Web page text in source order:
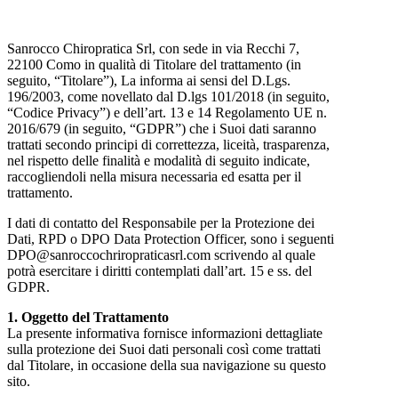
Sanrocco Chiropratica Srl, con sede in via Recchi 7,
22100 Como in qualità di Titolare del trattamento (in
seguito, “Titolare”), La informa ai sensi del D.Lgs.
196/2003, come novellato dal D.lgs 101/2018 (in seguito,
“Codice Privacy”) e dell’art. 13 e 14 Regolamento UE n.
2016/679 (in seguito, “GDPR”) che i Suoi dati saranno
trattati secondo principi di correttezza, liceità, trasparenza,
nel rispetto delle finalità e modalità di seguito indicate,
raccogliendoli nella misura necessaria ed esatta per il
trattamento.
I dati di contatto del Responsabile per la Protezione dei
Dati, RPD o DPO Data Protection Officer, sono i seguenti
DPO@sanroccochriropraticasrl.com scrivendo al quale
potrà esercitare i diritti contemplati dall’art. 15 e ss. del
GDPR.
1. Oggetto del Trattamento
La presente informativa fornisce informazioni dettagliate
sulla protezione dei Suoi dati personali così come trattati
dal Titolare, in occasione della sua navigazione su questo
sito.